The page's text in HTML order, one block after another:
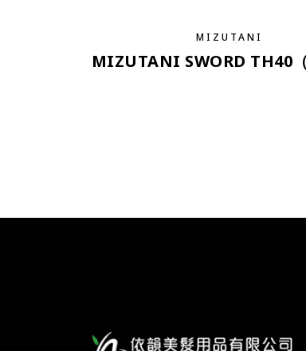
MIZUTANI
MIZUTANI SWORD TH40（